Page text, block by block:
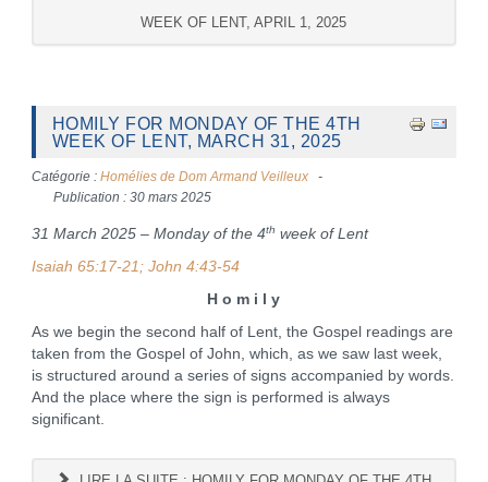
WEEK OF LENT, APRIL 1, 2025
HOMILY FOR MONDAY OF THE 4TH
WEEK OF LENT, MARCH 31, 2025
Catégorie : Homélies de Dom Armand Veilleux
Publication : 30 mars 2025
31 March 2025 – Monday of the 4th week of Lent
Isaiah 65:17-21; John 4:43-54
H o m i l y
As we begin the second half of Lent, the Gospel readings are
taken from the Gospel of John, which, as we saw last week,
is structured around a series of signs accompanied by words.
And the place where the sign is performed is always
significant.